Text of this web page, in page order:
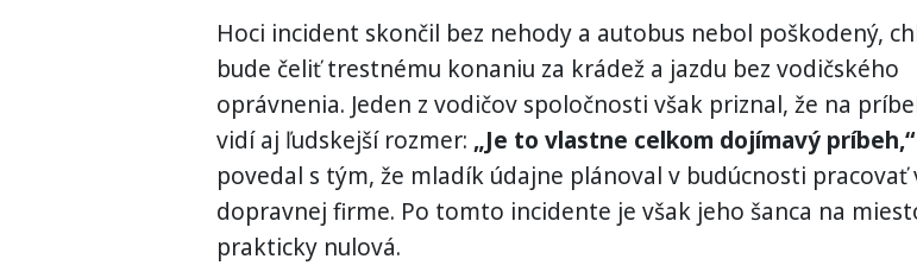
Hoci incident skončil bez nehody a autobus nebol poškodený,
bude čeliť trestnému konaniu za krádež a jazdu bez vodičského
oprávnenia. Jeden z vodičov spoločnosti však priznal, že na
vidí aj ľudskejší rozmer: „Je to vlastne celkom dojímavý príbeh,“
povedal s tým, že mladík údajne plánoval v budúcnosti pracovať
dopravnej firme. Po tomto incidente je však jeho šanca na
prakticky nulová.